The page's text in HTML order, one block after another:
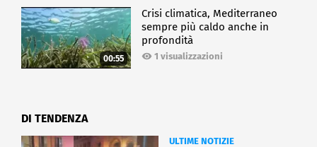
00:55
Crisi climatica, Mediterraneo
sempre più caldo anche in
profondità
1 visualizzazioni
DI TENDENZA
ULTIME NOTIZIE